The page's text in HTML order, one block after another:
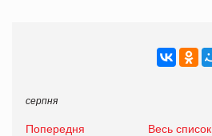
серпня
Попередня Весь список